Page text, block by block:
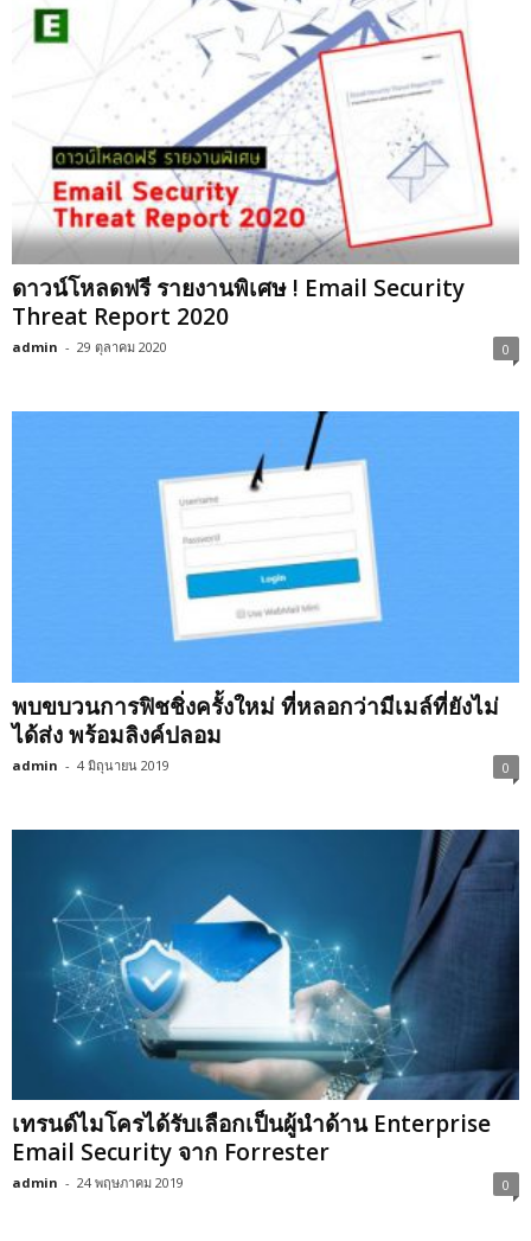
ดาวน์โหลดฟรี รายงานพิเศษ ! Email Security
Threat Report 2020
admin - 29 ตุลาคม 2020 0
พบขบวนการฟิชชิ่งครั้งใหม่ ที่หลอกว่ามีเมล์ที่ยังไม่
ได้ส่ง พร้อมลิงค์ปลอม
admin - 4 มิถุนายน 2019 0
เทรนด์ไมโครได้รับเลือกเป็นผู้นำด้าน Enterprise
Email Security จาก Forrester
admin - 24 พฤษภาคม 2019 0